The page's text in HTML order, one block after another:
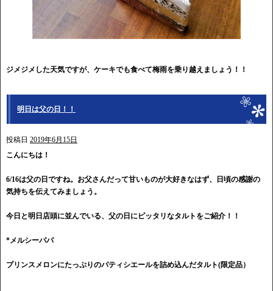
ジメジメした天気ですが、ケーキでも食べて梅雨を乗り越えましょう！！
明日は父の日！！
投稿日 2019年6月15日
こんにちは！
6/16は父の日ですね。 お父さんだって甘いものが大好きなはず、
日頃の感謝の
気持ちを伝えてみましょう。
今日と明日店頭に並んでいる、父の日にピッタリなタルトをご紹介！！
*メルシーパパ
プリンスメロンにたっぷりのパティシエールを詰め込んだタルト(限定品）